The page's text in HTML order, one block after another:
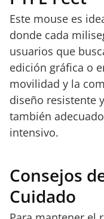
Este mouse es
donde cada
usuarios que
edición gráfica o
movilidad y la
diseño resistente
también
intensivo.
Consejos
Cuidado